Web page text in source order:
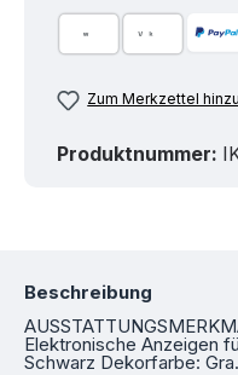
Zum Merkzettel
Produktnummer:
Beschreibung
Elektronische Anzeigen
Schwarz Dekorfarbe: